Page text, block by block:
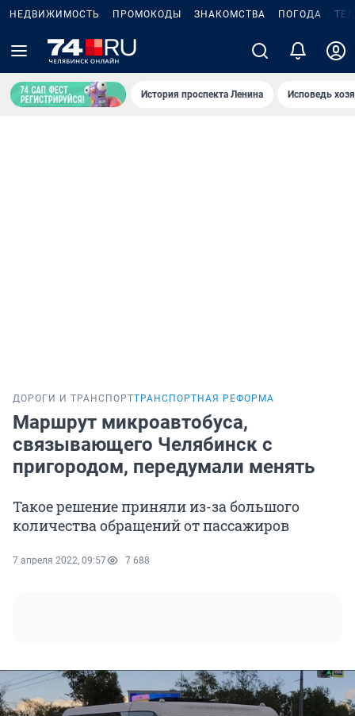
НЕДВИЖИМОСТЬ ПРОМОКОДЫ ЗНАКОМСТВА ПОГОДА
История проспекта Ленина Исповедь
ДОРОГИ И ТРАНСПОРТТРАНСПОРТНАЯ РЕФОРМА
Маршрут микроавтобуса,
связывающего Челябинск с
пригородом, передумали менять
Такое решение приняли из-за большого
количества обращений от пассажиров
7 апреля 2022, 09:57 7 688